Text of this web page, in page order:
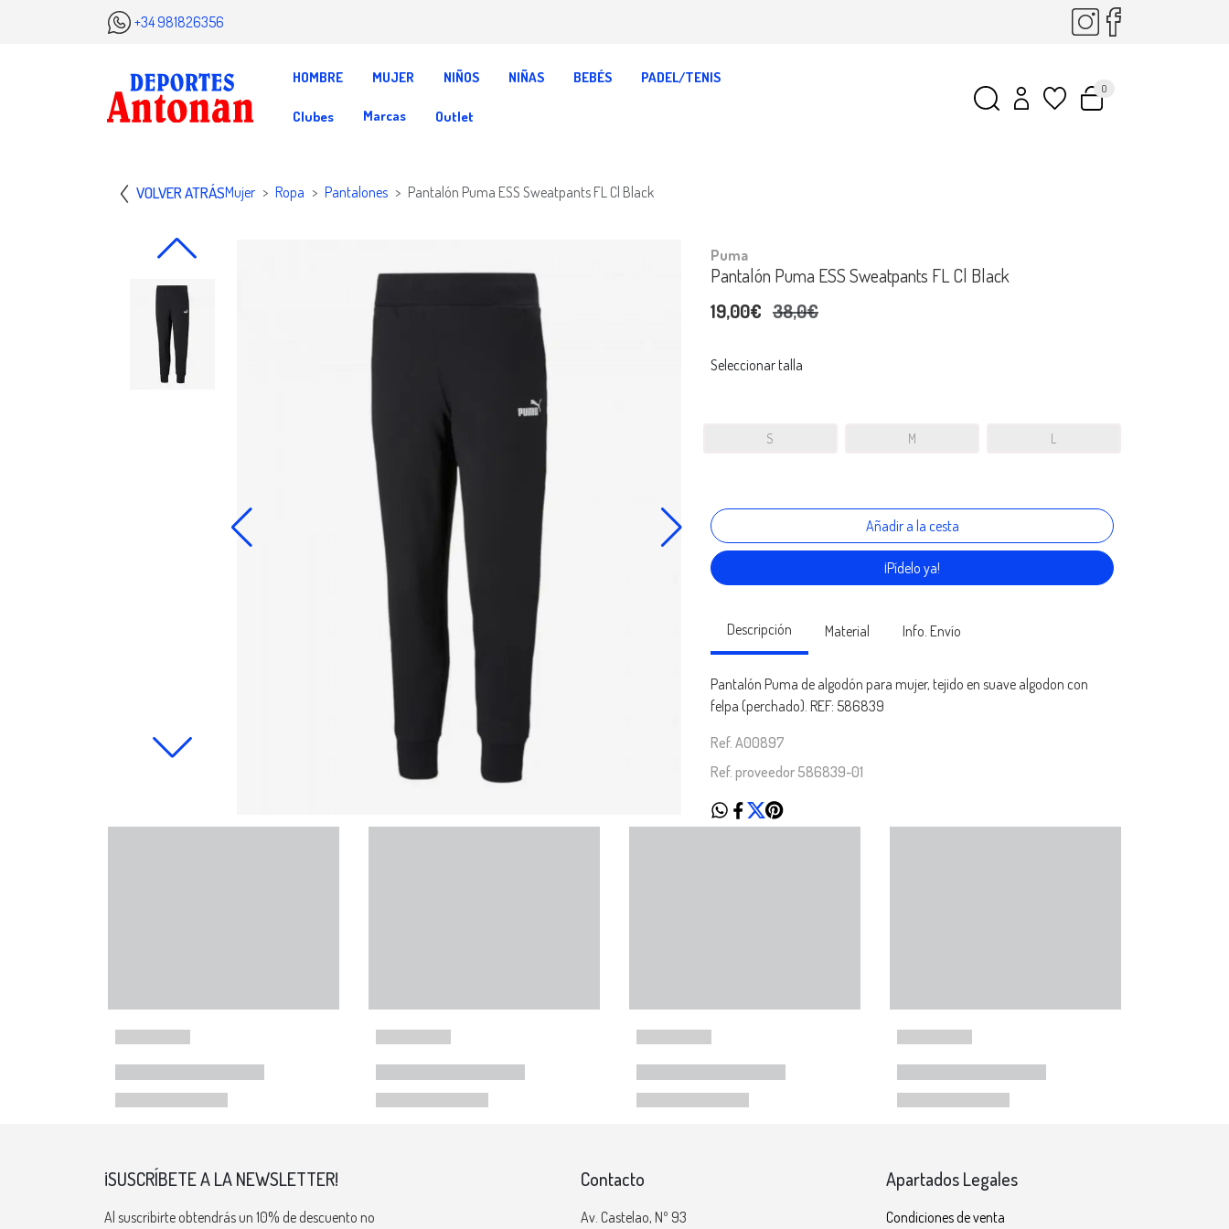
+34 981826356
HOMBRE MUJER NIÑOS NIÑAS BEBÉS PADEL/TENIS
Clubes Marcas Outlet
0
VOLVER ATRÁSMujer Ropa Pantalones Pantalón Puma ESS Sweatpants FL Cl Black
Puma
Pantalón Puma ESS Sweatpants FL Cl Black
19,00€ 38,0€
Seleccionar talla
S M L
¡Pídelo ya!
Descripción Material Info. Envío
Pantalón Puma de algodón para mujer, tejido en suave algodon con
felpa (perchado). REF: 586839
Ref. A00897
Ref. proveedor 586839-01
¡SUSCRÍBETE A LA NEWSLETTER!
Al suscribirte obtendrás un 10% de descuento no
Contacto
Av. Castelao, Nº 93
Apartados Legales
Condiciones de venta